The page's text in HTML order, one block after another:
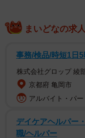
警官に囲まれ、お遊びム
Fireflyで作成したイメージ
まいどなの求
事務/検品/時短1日
株式会社グロップ 綾
京都府 亀岡市
アルバイト・パ
デイケアヘルパー
職/ヘルパー